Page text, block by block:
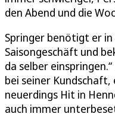
den Abend und die
Springer benötigt er
Saisongeschäft und
da selber
bei seiner
neuerdings Hit in
auch immer